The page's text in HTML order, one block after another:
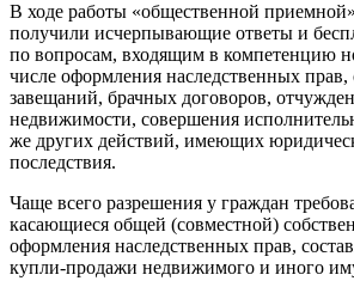
В ходе работы «общественной
получили исчерпывающие ответы и
по вопросам, входящим в компетенцию
числе оформления наследственных прав,
завещаний, брачных договоров,
недвижимости, совершения
же других действий, имеющих
последствия.
Чаще всего разрешения у граждан
касающиеся общей (совместной)
оформления наследственных прав,
купли-продажи недвижимого и иного